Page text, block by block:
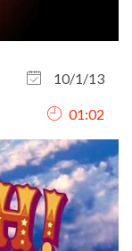
10/1/13
01:02